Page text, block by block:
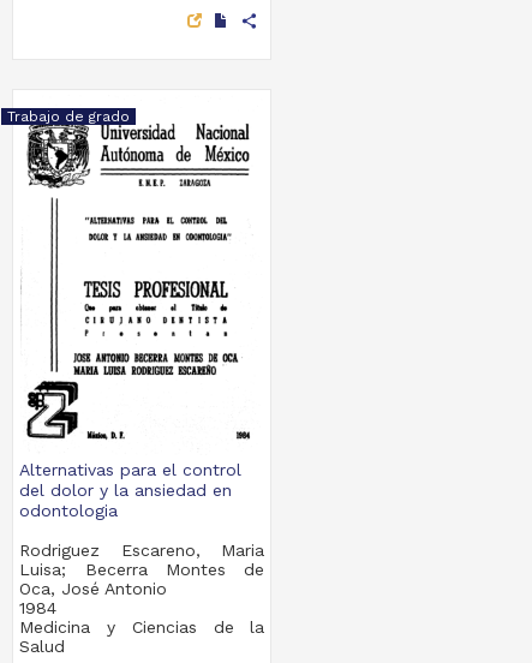
share
Trabajo de grado
Alternativas para el control
del dolor y la ansiedad en
odontologia
Rodriguez Escareno, Maria
Luisa; Becerra Montes de
Oca, José Antonio
1984
Medicina y Ciencias de la
Salud